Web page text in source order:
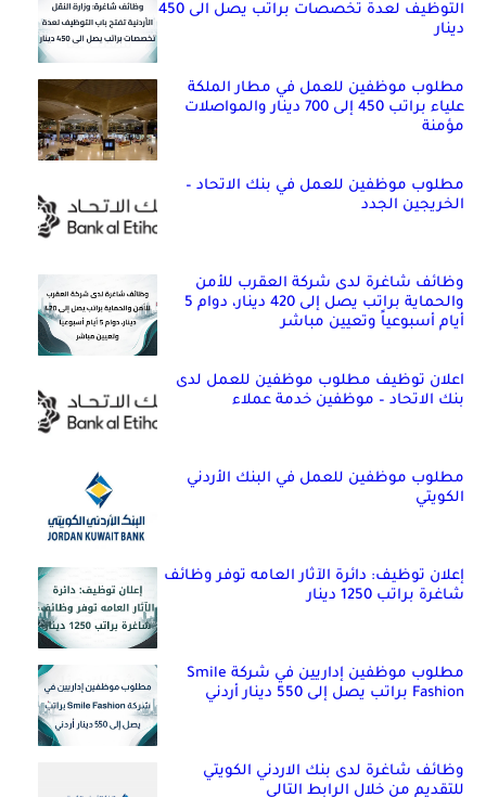
التوظيف لعدة تخصصات براتب يصل الى 450
دينار
مطلوب موظفين للعمل في مطار الملكة
علياء براتب 450 إلى 700 دينار والمواصلات
مؤمنة
مطلوب موظفين للعمل في بنك الاتحاد –
الخريجين الجدد
وظائف شاغرة لدى شركة العقرب للأمن
والحماية براتب يصل إلى 420 دينار، دوام 5
أيام أسبوعياً وتعيين مباشر
اعلان توظيف مطلوب موظفين للعمل لدى
بنك الاتحاد – موظفين خدمة عملاء
مطلوب موظفين للعمل في البنك الأردني
الكويتي
إعلان توظيف: دائرة الآثار العامه توفر وظائف
شاغرة براتب 1250 دينار
مطلوب موظفين إداريين في شركة Smile
Fashion براتب يصل إلى 550 دينار أردني
وظائف شاغرة لدى بنك الاردني الكويتي
للتقديم من خلال الرابط التالي